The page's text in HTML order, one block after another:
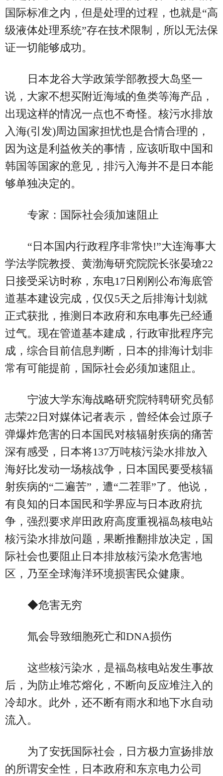
国际标准之内，但是处理的过程，也就是“高
级液体处理系统”存在技术限制，所以无法保
证一切能够成功。
日本龙谷大学政策学部教授大岛坚一
说，大家不想买附近海域的鱼类等海产品，
出现这样的情况一点也不奇怪。核污水排放
入海(引发)周边国家担忧也是合情合理的，
因为这是利益攸关的事情，应该听取中国和
韩国等国家的意见，排污入海并不是日本能
够单独决定的。
专家：国际社会须加速阻止
“日本国内行政程序非常快!”大连海事大
学法学院教授、黄渤海研究院院长张晏瑲22
日接受采访时称，东电17日刚刚公布海底管
道基本建设完成，仅仅5天之后排海计划就
正式获批，推测日本政府和东电事先已经通
过气。现在管道基本建成，行政审批程序完
成，综合目前信息判断，日本的排海计划非
常有可能提前，国际社会必须加速阻止。
宁波大学东海战略研究院特聘研究员郁
志荣22日对媒体记者表示，曾经体会过原子
弹爆炸危害的日本国民对核辐射疾病的痛苦
深有感受，日本将137万吨核污染水排放入
海好比发动一场核战争，日本国民要受核辐
射疾病的“二遍苦”，遭“二茬罪”了。他说，
有良知的日本国民和学界应与日本政府抗
争，强烈要求岸田政府高度重视福岛核电站
核污染水排放问题，果断推翻排放决定，国
际社会也要阻止日本排放核污染水危害地
区，乃至全球海洋环境损害民众健康。
◆危害无穷
氚会导致细胞死亡和DNA损伤
这些核污染水，是福岛核电站发生事故
后，为防止堆芯熔化，不断向反应堆注入的
冷却水。此外，还不断有雨水和地下水自动
流入。
为了安抚国际社会，日方极力宣扬排放
的所谓安全性，日本政府和东京电力公司